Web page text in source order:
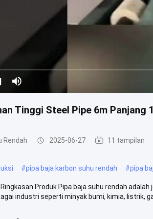
Tinggi Steel Pipe 6m Panjang
Rendah 2025-06-27 11 tampilan
#pipa baja karbon suhu rendah #pipa
Produk Pipa baja suhu rendah
industri seperti minyak bumi, kimia, listrik,